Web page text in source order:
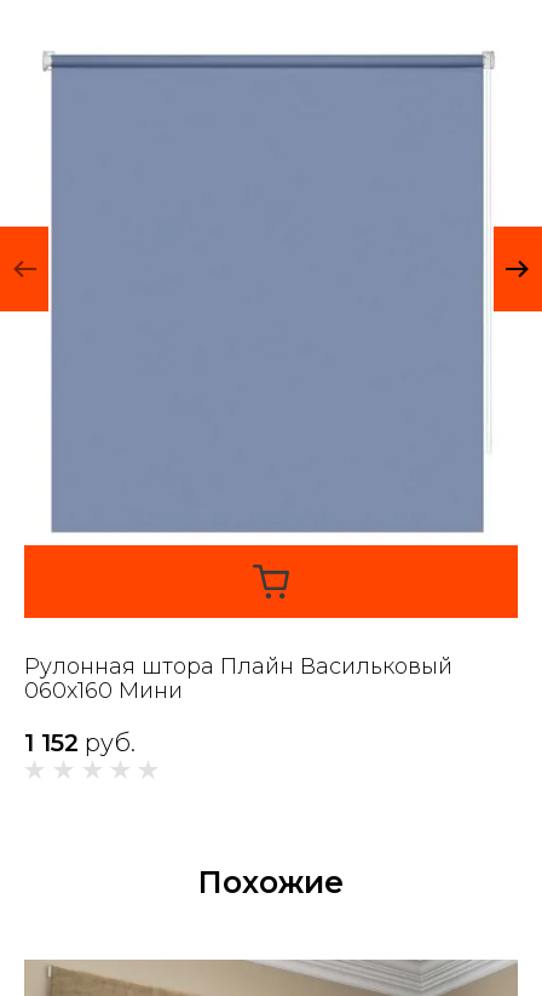
Рулонная штора Плайн Васильковый
060x160 Мини
1 152 руб.
Похожие